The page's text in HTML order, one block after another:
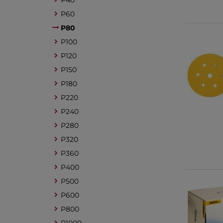
P60
P80
P100
P120
P150
P180
P220
P240
P280
P320
P360
P400
P500
P600
P800